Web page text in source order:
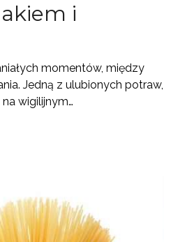
i
momentów, między
Jedną z ulubionych potraw,
wigilijnym…